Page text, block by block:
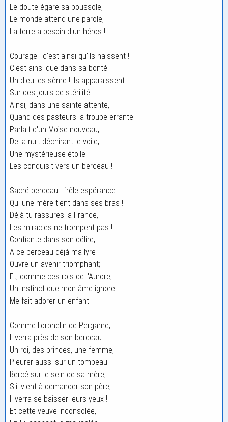
Le doute égare sa boussole,
Le monde attend une parole,
La terre a besoin d'un héros !
Courage ! c'est ainsi qu'ils naissent !
C'est ainsi que dans sa bonté
Un dieu les sème ! Ils apparaissent
Sur des jours de stérilité !
Ainsi, dans une sainte attente,
Quand des pasteurs la troupe errante
Parlait d'un Moïse nouveau,
De la nuit déchirant le voile,
Une mystérieuse étoile
Les conduisit vers un berceau !
Sacré berceau ! frêle espérance
Qu' une mère tient dans ses bras !
Déjà tu rassures la France,
Les miracles ne trompent pas !
Confiante dans son délire,
A ce berceau déjà ma lyre
Ouvre un avenir triomphant;
Et, comme ces rois de l'Aurore,
Un instinct que mon âme ignore
Me fait adorer un enfant !
Comme l'orphelin de Pergame,
Il verra près de son berceau
Un roi, des princes, une femme,
Pleurer aussi sur un tombeau !
Bercé sur le sein de sa mère,
S'il vient à demander son père,
Il verra se baisser leurs yeux !
Et cette veuve inconsolée,